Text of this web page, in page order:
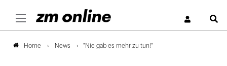
Home News "Nie gab es mehr zu tun!"